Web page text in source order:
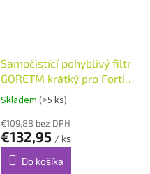
Samočistící pohyblivý filtr
GORETM krátký pro Fortis,
Excellence
Skladem (>5 ks)
€109,88 bez DPH
€132,95 / ks
Do košíka